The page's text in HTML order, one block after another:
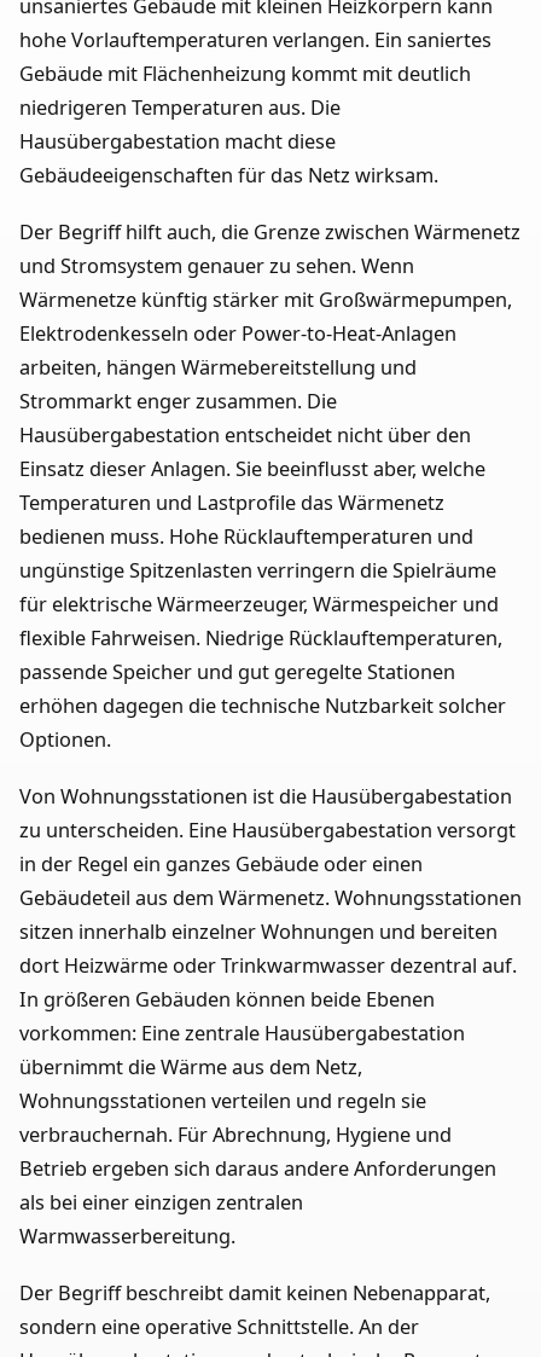
unsaniertes Gebäude mit kleinen Heizkörpern kann
hohe Vorlauftemperaturen verlangen. Ein saniertes
Gebäude mit Flächenheizung kommt mit deutlich
niedrigeren Temperaturen aus. Die
Hausübergabestation macht diese
Gebäudeeigenschaften für das Netz wirksam.
Der Begriff hilft auch, die Grenze zwischen Wärmenetz
und Stromsystem genauer zu sehen. Wenn
Wärmenetze künftig stärker mit Großwärmepumpen,
Elektrodenkesseln oder Power-to-Heat-Anlagen
arbeiten, hängen Wärmebereitstellung und
Strommarkt enger zusammen. Die
Hausübergabestation entscheidet nicht über den
Einsatz dieser Anlagen. Sie beeinflusst aber, welche
Temperaturen und Lastprofile das Wärmenetz
bedienen muss. Hohe Rücklauftemperaturen und
ungünstige Spitzenlasten verringern die Spielräume
für elektrische Wärmeerzeuger, Wärmespeicher und
flexible Fahrweisen. Niedrige Rücklauftemperaturen,
passende Speicher und gut geregelte Stationen
erhöhen dagegen die technische Nutzbarkeit solcher
Optionen.
Von Wohnungsstationen ist die Hausübergabestation
zu unterscheiden. Eine Hausübergabestation versorgt
in der Regel ein ganzes Gebäude oder einen
Gebäudeteil aus dem Wärmenetz. Wohnungsstationen
sitzen innerhalb einzelner Wohnungen und bereiten
dort Heizwärme oder Trinkwarmwasser dezentral auf.
In größeren Gebäuden können beide Ebenen
vorkommen: Eine zentrale Hausübergabestation
übernimmt die Wärme aus dem Netz,
Wohnungsstationen verteilen und regeln sie
verbrauchernah. Für Abrechnung, Hygiene und
Betrieb ergeben sich daraus andere Anforderungen
als bei einer einzigen zentralen
Warmwasserbereitung.
Der Begriff beschreibt damit keinen Nebenapparat,
sondern eine operative Schnittstelle. An der